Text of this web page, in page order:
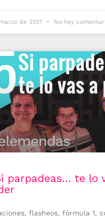
de 2021 No hay
parpadeas… te lo
flasheos, fórmula 1,